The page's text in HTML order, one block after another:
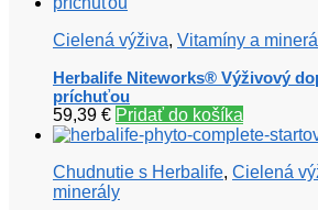
Cielená výživa, Vitamíny a
Herbalife Niteworks® Výživový
príchuťou
59,39 € Pridať do košíka
Chudnutie s Herbalife, Cielená
minerály